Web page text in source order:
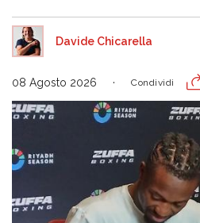
Davide Chicarella
08 Agosto 2026 Condividi